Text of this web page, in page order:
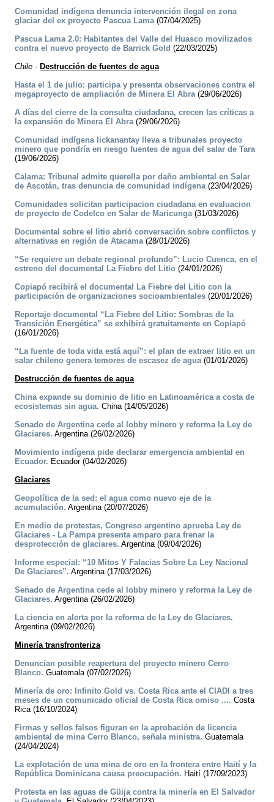
Comunidad indígena denuncia intervención ilegal en zona
glaciar del ex proyecto Pascua Lama(07/04/2025)
Pascua Lama 2.0: Habitantes del Valle del Huasco movilizados
contra el nuevo proyecto de Barrick Gold (22/03/2025)
Chile - Destrucción de fuentes de agua
Hasta el 1 de julio: participa y presenta observaciones contra el
megaproyecto de ampliación de Minera El Abra(29/06/2026)
A días del cierre de la consulta ciudadana, crecen las críticas a
la expansión de Minera El Abra(29/06/2026)
Comunidad indígena lickanantay lleva a tribunales proyecto
minero que pondría en riesgo fuentes de agua del salar de Tara
(19/06/2026)
Calama: Tribunal admite querella por daño ambiental en Salar
de Ascotán, tras denuncia de comunidad indígena(23/04/2026)
Comunidades solicitan participacion ciudadana en evaluacion
de proyecto de Codelco en Salar de Maricunga(31/03/2026)
Documental sobre el litio abrió conversación sobre conflictos y
alternativas en región de Atacama(28/01/2026)
“Se requiere un debate regional profundo”: Lucio Cuenca, en el
estreno del documental La Fiebre del Litio (24/01/2026)
Copiapó recibirá el documental La Fiebre del Litio con la
participación de organizaciones socioambientales (20/01/2026)
Reportaje documental “La Fiebre del Litio: Sombras de la
Transición Energética” se exhibirá gratuitamente en Copiapó
(16/01/2026)
“La fuente de toda vida está aquí”: el plan de extraer litio en un
salar chileno genera temores de escasez de agua(01/01/2026)
Destrucción de fuentes de agua
China expande su dominio de litio en Latinoamérica a costa de
ecosistemas sin agua. China (14/05/2026)
Senado de Argentina cede al lobby minero y reforma la Ley de
Glaciares. Argentina (26/02/2026)
Movimiento indígena pide declarar emergencia ambiental en
Ecuador. Ecuador (04/02/2026)
Glaciares
Geopolítica de la sed: el agua como nuevo eje de la
acumulación. Argentina (20/07/2026)
En medio de protestas, Congreso argentino aprueba Ley de
Glaciares - La Pampa presenta amparo para frenar la
desprotección de glaciares. Argentina (09/04/2026)
Informe especial: “10 Mitos Y Falacias Sobre La Ley Nacional
De Glaciares”. Argentina (17/03/2026)
Senado de Argentina cede al lobby minero y reforma la Ley de
Glaciares. Argentina (26/02/2026)
La ciencia en alerta por la reforma de la Ley de Glaciares.
Argentina (09/02/2026)
Minería transfronteriza
Denuncian posible reapertura del proyecto minero Cerro
Blanco. Guatemala (07/02/2026)
Minería de oro: Infinito Gold vs. Costa Rica ante el CIADI a tres
meses de un comunicado oficial de Costa Rica omiso .... Costa
Rica (16/10/2024)
Firmas y sellos falsos figuran en la aprobación de licencia
ambiental de mina Cerro Blanco, señala ministra. Guatemala
(24/04/2024)
La explotación de una mina de oro en la frontera entre Haití y la
República Dominicana causa preocupación. Haití (17/09/2023)
Protesta en las aguas de Güija contra la minería en El Salvador